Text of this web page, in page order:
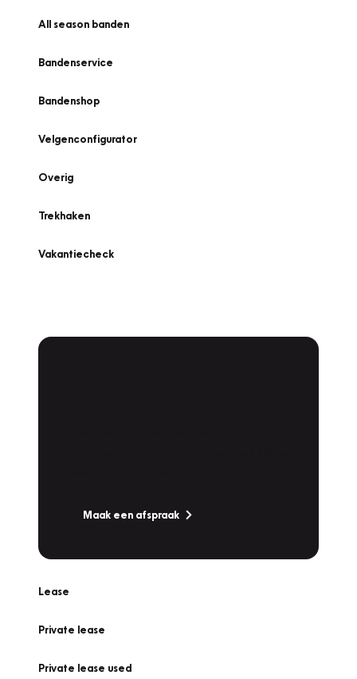
All season banden
Bandenservice
Bandenshop
Velgenconfigurator
Overig
Trekhaken
Vakantiecheck
Maak een afspraak
Lease
Private lease
Private lease used